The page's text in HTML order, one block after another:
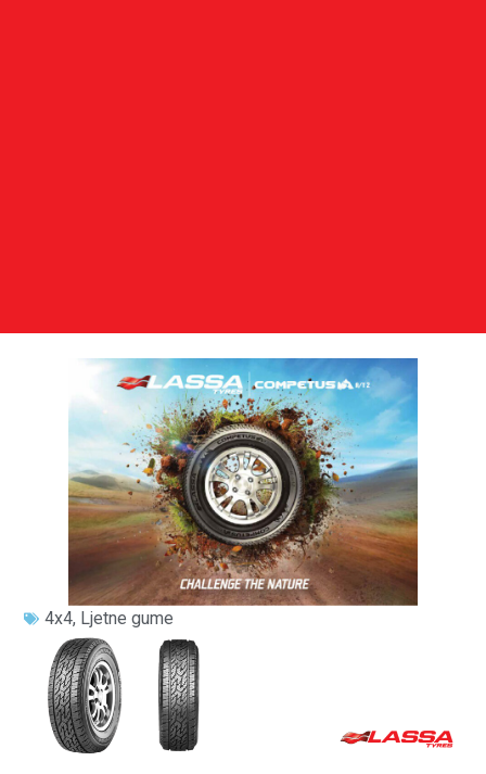
4x4, Ljetne gume